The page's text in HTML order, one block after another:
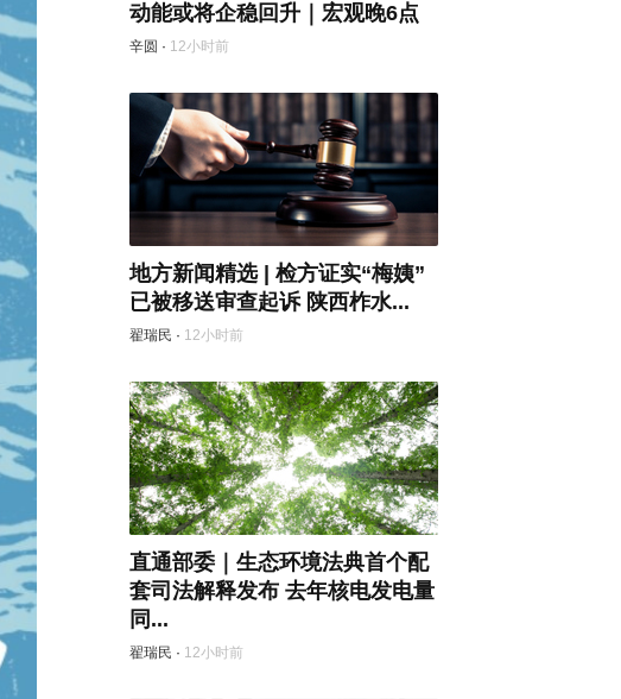
动能或将企稳回升｜宏观晚6点
辛圆 · 12小时前
地方新闻精选 | 检方证实“梅姨”
已被移送审查起诉 陕西柞水...
翟瑞民 · 12小时前
直通部委｜生态环境法典首个配
套司法解释发布 去年核电发电量
同...
翟瑞民 · 12小时前